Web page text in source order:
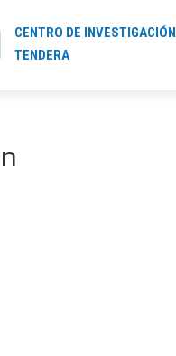
CENTRO DE INVESTIGACIÓN
TENDERA